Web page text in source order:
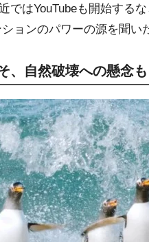
ではYouTubeも開始する
ョンのパワーの源を聞い
、自然破壊への懸念も